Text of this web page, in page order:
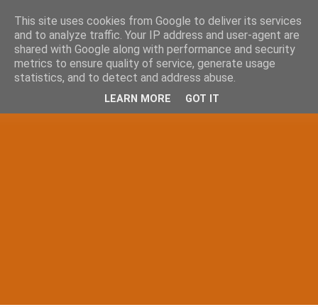
This site uses cookies from Google to deliver its services
and to analyze traffic. Your IP address and user-agent are
shared with Google along with performance and security
metrics to ensure quality of service, generate usage
statistics, and to detect and address abuse.
LEARN MORE GOT IT